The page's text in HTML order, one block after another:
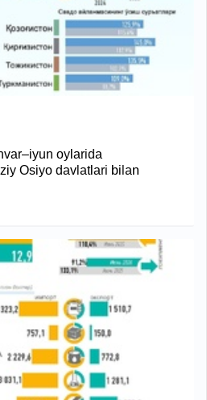
oylarida
Osiyo davlatlari bilan